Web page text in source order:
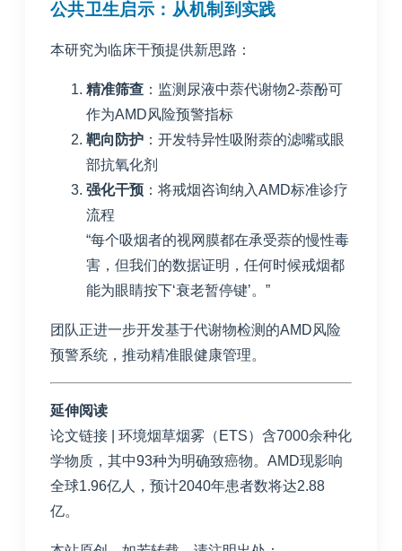
公共卫生启示：从机制到实践
本研究为临床干预提供新思路：
精准筛查 ：监测尿液中萘代谢物2-萘酚可
作为AMD风险预警指标
靶向防护 ：开发特异性吸附萘的滤嘴或眼
部抗氧化剂
强化干预 ：将戒烟咨询纳入AMD标准诊疗
流程
“每个吸烟者的视网膜都在承受萘的慢性毒
害，但我们的数据证明，任何时候戒烟都
能为眼睛按下‘衰老暂停键’。”
团队正进一步开发基于代谢物检测的AMD风险
预警系统，推动精准眼健康管理。
延伸阅读
论文链接
| 环境烟草烟雾（ETS）含7000余种化
学物质，其中93种为明确致癌物。AMD现影响
全球1.96亿人，预计2040年患者数将达2.88
亿。